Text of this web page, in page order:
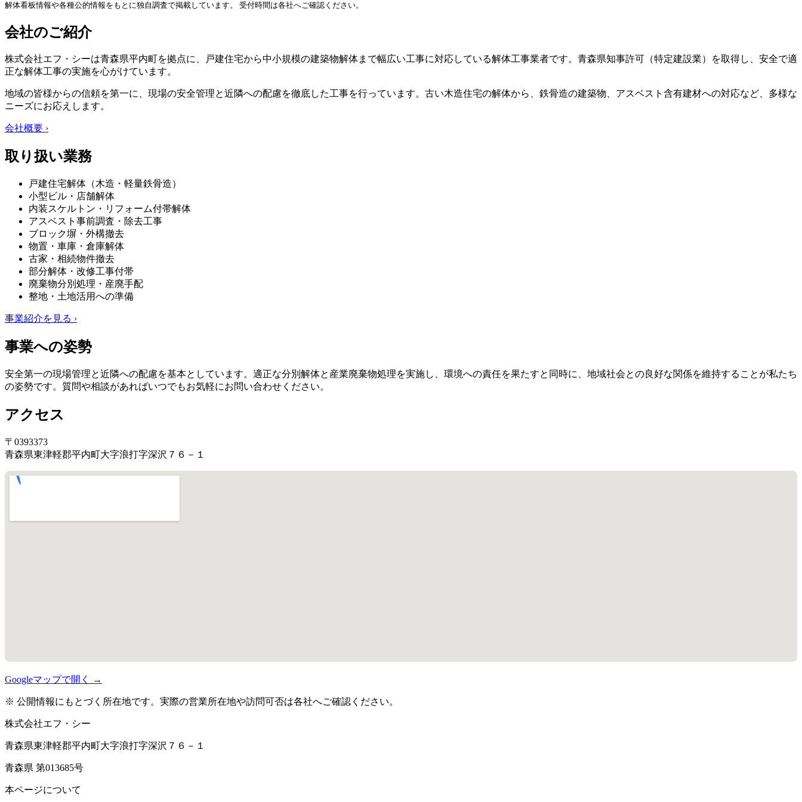
解体看板情報や各種公的情報をもとに独自調査で掲載しています。 受付時間は各社へご確認ください。
会社のご紹介
株式会社エフ・シーは青森県平内町を拠点に、戸建住宅から中小規模の建築物解体まで幅広い工事に対応している解体工事業者です。青森県知事許可（特定建設業）を取得し、安全で適
正な解体工事の実施を心がけています。
地域の皆様からの信頼を第一に、現場の安全管理と近隣への配慮を徹底した工事を行っています。古い木造住宅の解体から、鉄骨造の建築物、アスベスト含有建材への対応など、多様な
ニーズにお応えします。
会社概要 ›
取り扱い業務
戸建住宅解体（木造・軽量鉄骨造）
小型ビル・店舗解体
内装スケルトン・リフォーム付帯解体
アスベスト事前調査・除去工事
ブロック塀・外構撤去
物置・車庫・倉庫解体
古家・相続物件撤去
部分解体・改修工事付帯
廃棄物分別処理・産廃手配
整地・土地活用への準備
事業紹介を見る ›
事業への姿勢
安全第一の現場管理と近隣への配慮を基本としています。適正な分別解体と産業廃棄物処理を実施し、環境への責任を果たすと同時に、地域社会との良好な関係を維持することが私たち
の姿勢です。質問や相談があればいつでもお気軽にお問い合わせください。
アクセス
〒0393373
青森県東津軽郡平内町大字浪打字深沢７６－１
Googleマップで開く →
※ 公開情報にもとづく所在地です。実際の営業所在地や訪問可否は各社へご確認ください。
株式会社エフ・シー
青森県東津軽郡平内町大字浪打字深沢７６－１
青森県 第013685号
本ページについて